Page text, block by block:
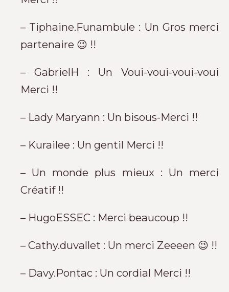
– Tiphaine.Funambule : Un Gros merci
partenaire 😉 !!
– GabrielH : Un Voui-voui-voui-voui
Merci !!
– Lady Maryann : Un bisous-Merci !!
– Kurailee : Un gentil Merci !!
– Un monde plus mieux : Un merci
Créatif !!
– HugoESSEC : Merci beaucoup !!
– Cathy.duvallet : Un merci Zeeeen 😉 !!
– Davy.Pontac : Un cordial Merci !!